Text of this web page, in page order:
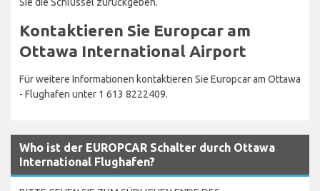
Kontaktieren Sie Europcar am
Ottawa International Airport
Für weitere Informationen kontaktieren Sie Europcar am Ottawa
- Flughafen unter 1 613 8222409.
Who ist der EUROPCAR Schalter durch Ottawa
International Flughafen?